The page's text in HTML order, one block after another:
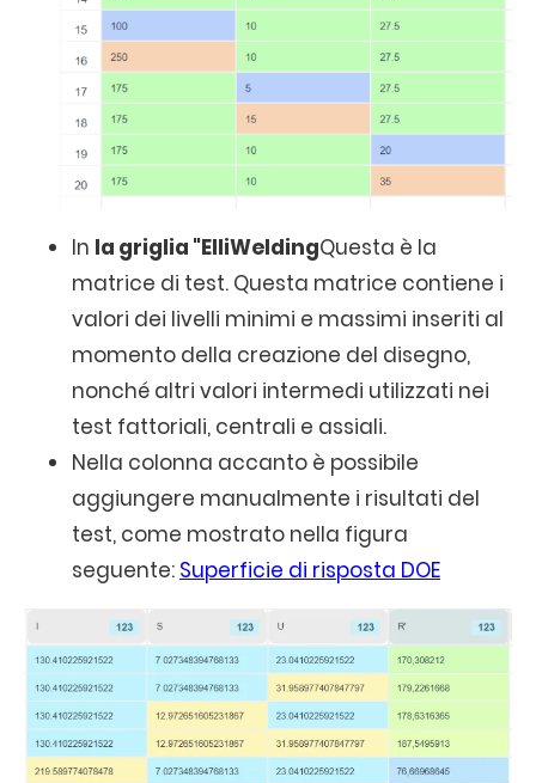
In la griglia "ElliWeldingQuesta è la
matrice di test. Questa matrice contiene i
valori dei livelli minimi e massimi inseriti al
momento della creazione del disegno,
nonché altri valori intermedi utilizzati nei
test fattoriali, centrali e assiali.
Nella colonna accanto è possibile
aggiungere manualmente i risultati del
test, come mostrato nella figura
seguente: Superficie di risposta DOE